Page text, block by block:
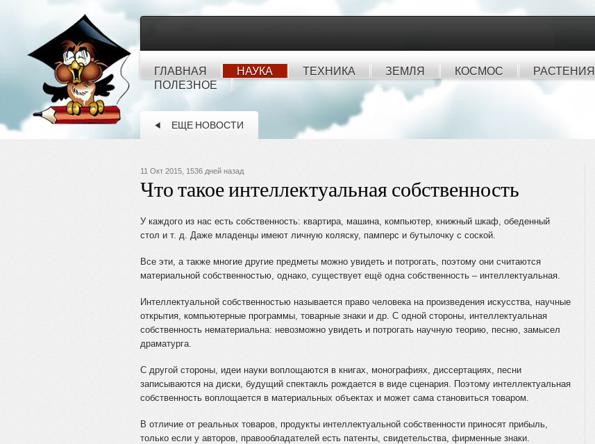
ГЛАВНАЯ НАУКА ТЕХНИКА ЗЕМЛЯ КОСМОС РАСТЕНИЯ
ПОЛЕЗНОЕ
ЕЩЕ НОВОСТИ
11 Окт 2015, 1536 дней назад
Что такое интеллектуальная собственность
У каждого из нас есть собственность: квартира, машина, компьютер, книжный шкаф, обеденный
стол и т. д. Даже младенцы имеют личную коляску, памперс и бутылочку с соской.
Все эти, а также многие другие предметы можно увидеть и потрогать, поэтому они считаются
материальной собственностью, однако, существует ещё одна собственность – интеллектуальная.
Интеллектуальной собственностью называется право человека на произведения искусства, научные
открытия, компьютерные программы, товарные знаки и др. С одной стороны, интеллектуальная
собственность нематериальна: невозможно увидеть и потрогать научную теорию, песню, замысел
драматурга.
С другой стороны, идеи науки воплощаются в книгах, монографиях, диссертациях, песни
записываются на диски, будущий спектакль рождается в виде сценария. Поэтому интеллектуальная
собственность воплощается в материальных объектах и может сама становиться товаром.
В отличие от реальных товаров, продукты интеллектуальной собственности приносят прибыль,
только если у авторов, правообладателей есть патенты, свидетельства, фирменные знаки.